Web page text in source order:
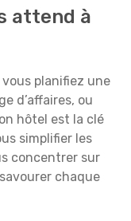
attend à
vous planifiez une
d’affaires, ou
hôtel est la clé
simplifier les
concentrer sur
chaque